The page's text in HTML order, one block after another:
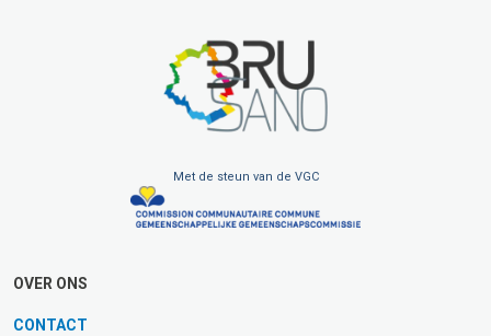
Met de steun van de VGC
OVER ONS
CONTACT